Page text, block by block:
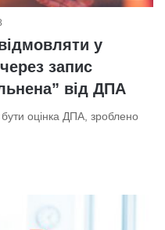
у
запис
від ДПА
оцінка ДПА, зроблено